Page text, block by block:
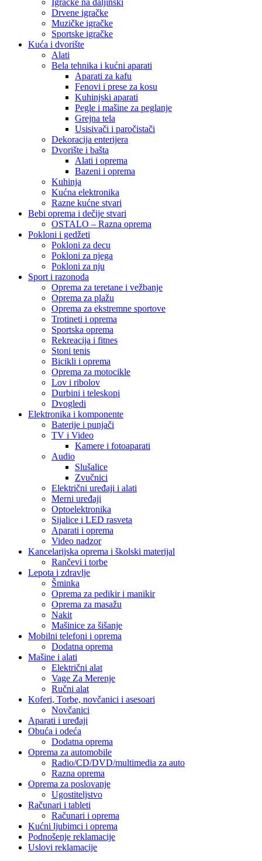
Drvene igračke
Muzičke igračke
Sportske igračke
Kuća i dvorište
Alati
Bela tehnika i kućni aparati
Aparati za kafu
Fenovi i prese za kosu
Kuhinjski aparati
Pegle i mašine za peglanje
Grejna tela
Usisivači i paročistači
Dekoracija enterijera
Dvorište i bašta
Alati i oprema
Bazeni i oprema
Kuhinja
Kućna elektronika
Razne kućne stvari
Bebi oprema i dečije stvari
OSTALO – Razna oprema
Pokloni i gedžeti
Pokloni za decu
Pokloni za njega
Pokloni za nju
Sport i razonoda
Oprema za teretane i vežbanje
Oprema za plažu
Oprema za ekstremne sportove
Trotineti i oprema
Sportska oprema
Rekreacija i fitnes
Stoni tenis
Bicikli i oprema
Oprema za motocikle
Lov i ribolov
Durbini i teleskopi
Dvogledi
Elektronika i komponente
Baterije i punjači
TV i Video
Kamere i fotoaparati
Audio
Slušalice
Zvučnici
Električni uređaji i alati
Merni uređaji
Optoelektronika
Sijalice i LED rasveta
Aparati i oprema
Video nadzor
Kancelarijska oprema i školski materijal
Rančevi i torbe
Lepota i zdravlje
Šminka
Oprema za pedikir i manikir
Oprema za masažu
Nakit
Mašinice za šišanje
Mobilni telefoni i oprema
Dodatna oprema
Mašine i alati
Električni alat
Vage Za Merenje
Ručni alat
Koferi, Torbe, novčanici i asesoari
Novčanici
Aparati i uređaji
Obuća i odeća
Dodatna oprema
Oprema za automobile
Radio/CD/DVD/multimedia za auto
Razna oprema
Oprema za poslovanje
Ugostiteljstvo
Računari i tableti
Računari i oprema
Kućni ljubimci i oprema
Podnošenje reklamacije
Uslovi reklamacije